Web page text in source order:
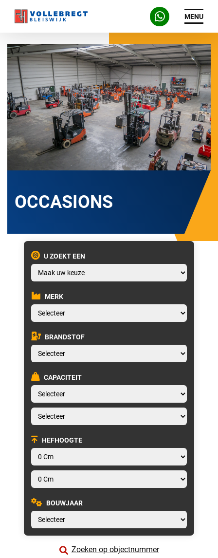
MENU
OCCASIONS
U ZOEKT EEN
MERK
BRANDSTOF
CAPACITEIT
HEFHOOGTE
BOUWJAAR
Zoeken op objectnummer